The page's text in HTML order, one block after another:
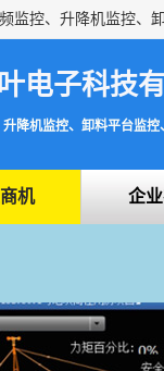
电子科技
降机监控、卸料平台监
机 企